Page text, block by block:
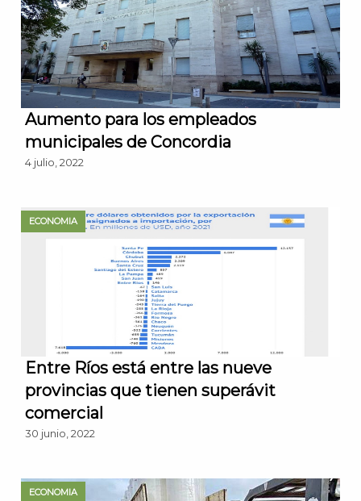
Aumento para los empleados
municipales de Concordia
4 julio, 2022
ECONOMIA
Entre Ríos está entre las nueve
provincias que tienen superávit
comercial
30 junio, 2022
ECONOMIA